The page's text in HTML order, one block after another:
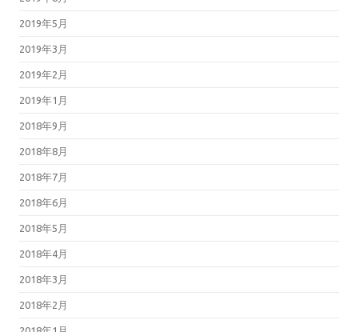
2019年5月
2019年3月
2019年2月
2019年1月
2018年9月
2018年8月
2018年7月
2018年6月
2018年5月
2018年4月
2018年3月
2018年2月